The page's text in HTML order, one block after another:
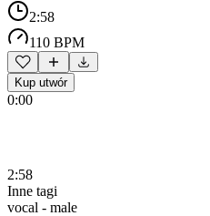
2:58
110 BPM
Kup utwór
0:00
2:58
Inne tagi
vocal - male